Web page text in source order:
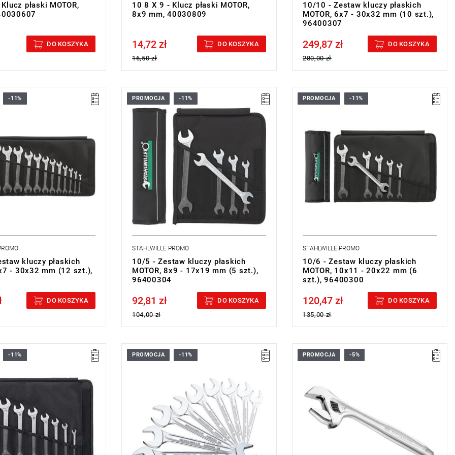
płaski MOTOR,
DO KOSZYKA
10 8 X 9 - Klucz płaski MOTOR,
8x9 mm, 40030809
Price tax included
14,72 zł
16,50 zł
DO KOSZYKA
10/10 - Zestaw kluczy płaskich
MOTOR, 6x7 - 30x32 mm (10 szt.),
96400307
Price tax included
249,87 zł
280,00 zł
DO KOSZYKA
-11%
kluczy płaskich
- 30x32 mm (12 szt.),
DO KOSZYKA
PROMOCJA -11%
STAHLWILLE PROMO
10/5 - Zestaw kluczy płaskich
MOTOR, 8x9 - 17x19 mm (5 szt.),
96400304
Price tax included
92,81 zł
104,00 zł
DO KOSZYKA
PROMOCJA -11%
STAHLWILLE PROMO
10/6 - Zestaw kluczy płaskich
MOTOR, 10x11 - 20x22 mm (6
szt.), 96400300
Price tax included
120,47 zł
135,00 zł
DO KOSZYKA
-11% PROMOCJA -11%
• Rozmiar: 38 mm
PROMOCJA -5%